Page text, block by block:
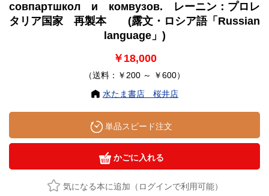
совпартшкол и комвузов. レーニン：プロレ
タリア国家 再製本 (露文・ロシア語「Russian
language」)
￥18,000
（送料：￥200 ～ ￥600）
水たま書店 桜井店
単品スピード注文
かごに入れる
気になる本に追加（ログインで利用可能）